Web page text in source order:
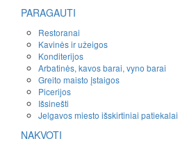
PARAGAUTI
Restoranai
Kavinės ir užeigos
Konditerijos
Arbatinės, kavos barai, vyno barai
Greito maisto įstaigos
Picerijos
Išsinešti
Jelgavos miesto išskirtiniai patiekalai
NAKVOTI